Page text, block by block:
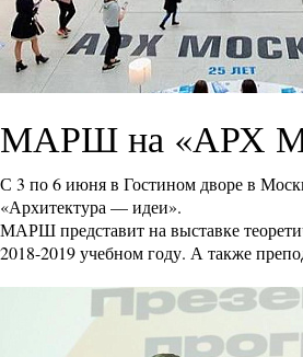
МАРШ на «АРХ
С 3 по 6 июня в Гостином дворе в
«Архитектура — идеи».
МАРШ представит на выставке
2018-2019 учебном году. А также